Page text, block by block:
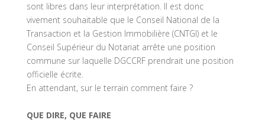
sont libres dans leur interprétation. Il est donc
vivement souhaitable que le Conseil National de la
Transaction et la Gestion Immobilière (CNTGI) et le
Conseil Supérieur du Notariat arrête une position
commune sur laquelle DGCCRF prendrait une position
officielle écrite.
En attendant, sur le terrain comment faire ?
QUE DIRE, QUE FAIRE